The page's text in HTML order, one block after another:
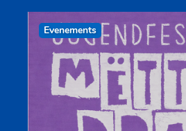
Evenements